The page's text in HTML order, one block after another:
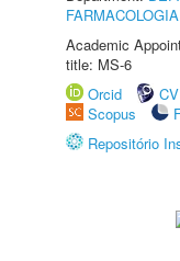
FARMACOLOGIA
Academic
title: MS-6
Orcid
Scopus
Repositório